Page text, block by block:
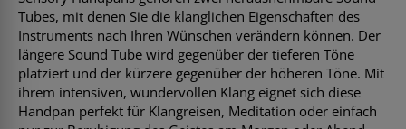
Tubes, mit denen Sie die klanglichen Eigenschaften des
Instruments nach Ihren Wünschen verändern können. Der
längere Sound Tube wird gegenüber der tieferen Töne
platziert und der kürzere gegenüber der höheren Töne. Mit
ihrem intensiven, wundervollen Klang eignet sich diese
Handpan perfekt für Klangreisen, Meditation oder einfach